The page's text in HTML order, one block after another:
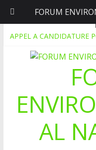
APPEL A CANDIDATURE
Le blogging au service de
Inondations : le Mali
Mali-Folkecenter Nyetaa
À Garalo, l’Association
le déboisement grâce au
AL
FORUM